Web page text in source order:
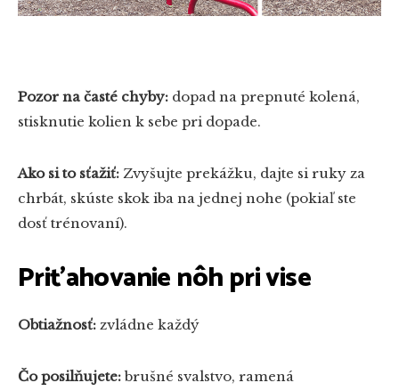
Pozor na časté chyby: dopad na prepnuté kolená,
stisknutie kolien k sebe pri dopade.
Ako si to sťažiť: Zvyšujte prekážku, dajte si ruky za
chrbát, skúste skok iba na jednej nohe (pokiaľ ste
dosť trénovaní).
Priťahovanie nôh pri vise
Obtiažnosť: zvládne každý
Čo posilňujete:brušné svalstvo, ramená